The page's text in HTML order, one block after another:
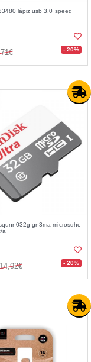
lápiz usb 3.0 speed
- 20%
032g-gn3ma microsdhc
a
14,92€ - 20%